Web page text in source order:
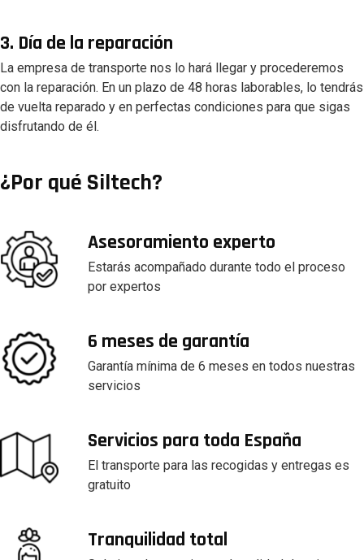
3. Día de la reparación
La empresa de transporte nos lo hará llegar y procederemos
con la reparación. En un plazo de 48 horas laborables, lo tendrás
de vuelta reparado y en perfectas condiciones para que sigas
disfrutando de él.
¿Por qué Siltech?
Asesoramiento experto
Estarás acompañado durante todo el proceso
por expertos
6 meses de garantía
Garantía mínima de 6 meses en todos nuestras
servicios
Servicios para toda España
El transporte para las recogidas y entregas es
gratuito
Tranquilidad total